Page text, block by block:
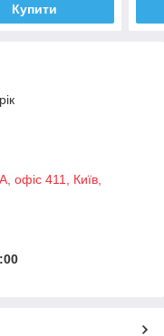
Купити
офіс 411, Київ,